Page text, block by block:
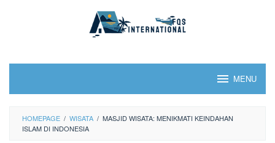
MENU
HOMEPAGE / WISATA / MASJID WISATA: MENIKMATI KEINDAHAN
ISLAM DI INDONESIA